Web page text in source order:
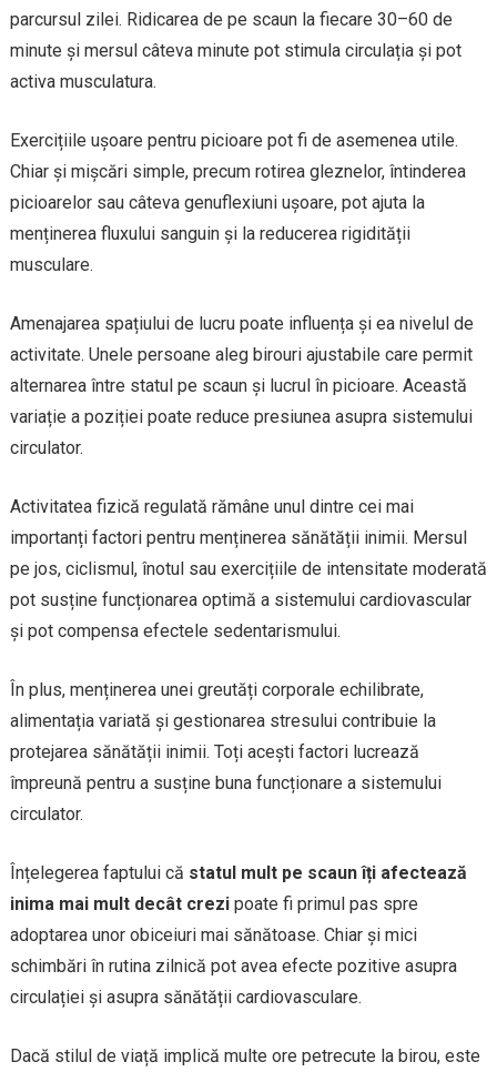
parcursul zilei. Ridicarea de pe scaun la fiecare 30–60 de
minute și mersul câteva minute pot stimula circulația și pot
activa musculatura.
Exercițiile ușoare pentru picioare pot fi de asemenea utile.
Chiar și mișcări simple, precum rotirea gleznelor, întinderea
picioarelor sau câteva genuflexiuni ușoare, pot ajuta la
menținerea fluxului sanguin și la reducerea rigidității
musculare.
Amenajarea spațiului de lucru poate influența și ea nivelul de
activitate. Unele persoane aleg birouri ajustabile care permit
alternarea între statul pe scaun și lucrul în picioare. Această
variație a poziției poate reduce presiunea asupra sistemului
circulator.
Activitatea fizică regulată rămâne unul dintre cei mai
importanți factori pentru menținerea sănătății inimii. Mersul
pe jos, ciclismul, înotul sau exercițiile de intensitate moderată
pot susține funcționarea optimă a sistemului cardiovascular
și pot compensa efectele sedentarismului.
În plus, menținerea unei greutăți corporale echilibrate,
alimentația variată și gestionarea stresului contribuie la
protejarea sănătății inimii. Toți acești factori lucrează
împreună pentru a susține buna funcționare a sistemului
circulator.
Înțelegerea faptului că statul mult pe scaun îți afectează
inima mai mult decât crezipoate fi primul pas spre
adoptarea unor obiceiuri mai sănătoase. Chiar și mici
schimbări în rutina zilnică pot avea efecte pozitive asupra
circulației și asupra sănătății cardiovasculare.
Dacă stilul de viață implică multe ore petrecute la birou, este